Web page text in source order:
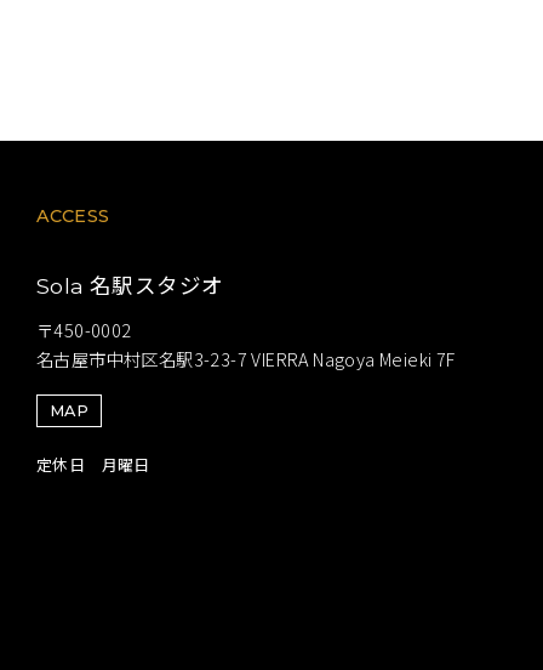
ACCESS
Sola 名駅スタジオ
〒450-0002
名古屋市中村区名駅3-23-7 VIERRA Nagoya Meieki 7F
MAP
定休日 月曜日